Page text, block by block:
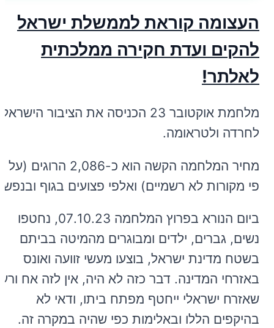
העצומה קוראת לממשלת ישראל
להקים ועדת חקירה ממלכתית
לאלתר!
מלחמת אוקטובר 23 הכניסה את הציבור
לחרדה ולטראומה.
מחיר המלחמה הקשה הוא כ-2,086 הרוגים (על
פי מקורות לא רשמיים) ואלפי פצועים בגוף ובנפש.
ביום הנורא בפרוץ המלחמה 07.10.23, נחטפו
נשים, גברים, ילדים ומבוגרים מהמיטה בביתם
בשטח מדינת ישראל, בוצעו מעשי זוועה ואונס
באזרחי המדינה. דבר כזה לא היה, אין לזה אח ורע
שאזרח ישראלי ייחטף מפתח ביתו, ודאי לא
בהיקפים הללו ובאלימות כפי שהיה במקרה זה.